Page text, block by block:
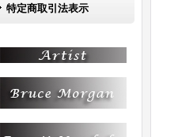
特定商取引法表示